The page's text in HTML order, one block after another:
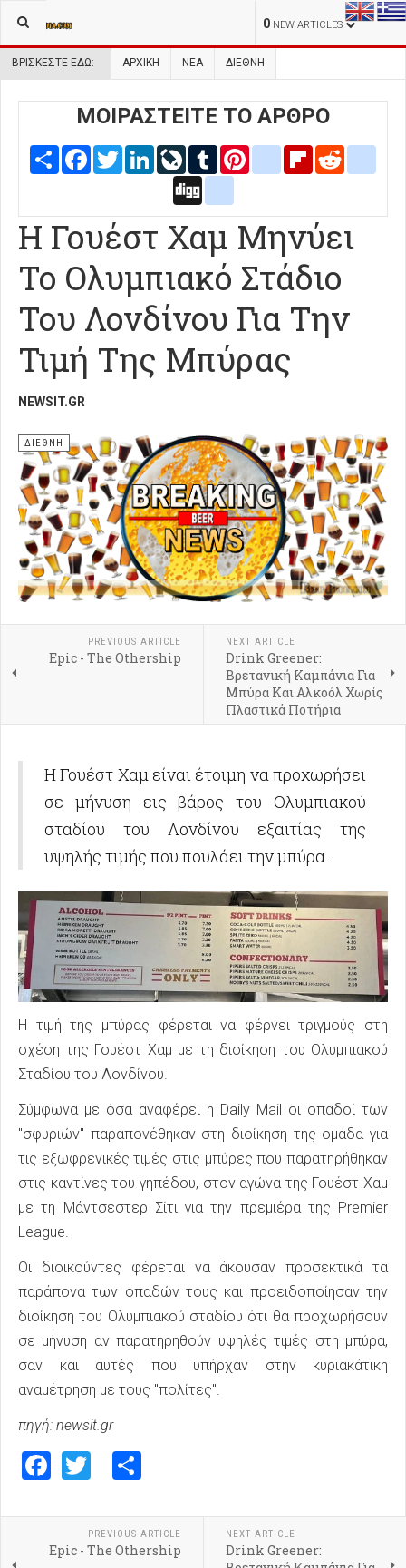
0 NEW ARTICLES
ΒΡΊΣΚΕΣΤΕ ΕΔΏ: ΑΡΧΙΚΉ ΝΕΑ ΔΙΕΘΝΗ
ΜΟΙΡΑΣΤΕΙΤΕ ΤΟ ΑΡΘΡΟ
Share FacebookTwitterLinkedInLiveJournal
Tumblr Pinterestblogger_post
Flipboard
Η Γουέστ Χαμ Μηνύει
Το Ολυμπιακό Στάδιο
Του Λονδίνου Για Την
Τιμή Της Μπύρας
NEWSIT.GR
ΔΙΕΘΝΗ
PREVIOUS ARTICLE
Epic - The Othership
NEXT ARTICLE
Drink Greener:
Βρετανική Καμπάνια Για
Μπύρα Και Αλκοόλ Χωρίς
Πλαστικά Ποτήρια
Η Γουέστ Χαμ είναι έτοιμη να προχωρήσει
σε μήνυση εις βάρος του Ολυμπιακού
σταδίου του Λονδίνου εξαιτίας της
υψηλής τιμής που πουλάει την μπύρα.
Η τιμή της μπύρας φέρεται να φέρνει τριγμούς στη
σχέση της Γουέστ Χαμ με τη διοίκηση του Ολυμπιακού
Σταδίου του Λονδίνου.
Σύμφωνα με όσα αναφέρει η Daily Mail οι οπαδοί των
"σφυριών" παραπονέθηκαν στη διοίκηση της ομάδα για
τις εξωφρενικές τιμές στις μπύρες που παρατηρήθηκαν
στις καντίνες του γηπέδου, στον αγώνα της Γουέστ Χαμ
με τη Μάντσεστερ Σίτι για την πρεμιέρα της Premier
League.
Οι διοικούντες φέρεται να άκουσαν προσεκτικά τα
παράπονα των οπαδών τους και προειδοποίησαν την
διοίκηση του Ολυμπιακού σταδίου ότι θα προχωρήσουν
σε μήνυση αν παρατηρηθούν υψηλές τιμές στη μπύρα,
σαν και αυτές που υπήρχαν στην κυριακάτικη
αναμέτρηση με τους "πολίτες".
πηγή: newsit.gr
Facebook
Twitter
PREVIOUS ARTICLE
Epic - The Othership
NEXT ARTICLE
Drink Greener: